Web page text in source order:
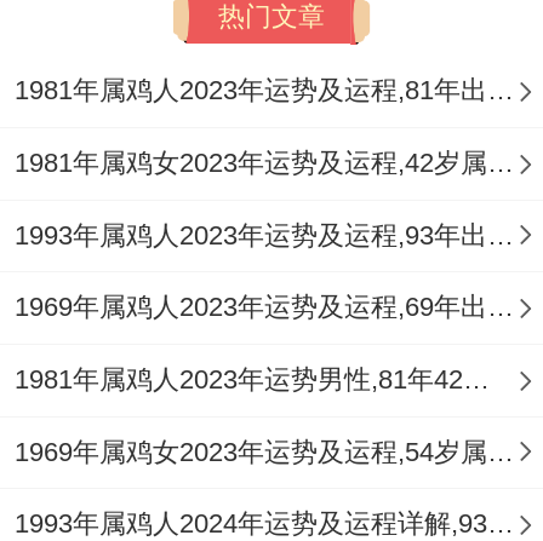
热门文章
1981年属鸡人2023年运势及运程,81年出生的42岁生肖鸡2023年每月运势详解
1981年属鸡女2023年运势及运程,42岁属鸡人2023全年每月运势女性如何
1993年属鸡人2023年运势及运程,93年出生的30岁生肖鸡2023年每月运势详解
1969年属鸡人2023年运势及运程,69年出生的54岁生肖鸡2023年每月运势详解
1981年属鸡人2023年运势男性,81年42岁属鸡男2023年每月运程怎么样
1969年属鸡女2023年运势及运程,54岁属鸡人2023全年每月运势女性如何
1993年属鸡人2024年运势及运程详解,93年出生31岁肖鸡人在2024全年每月运势完整版